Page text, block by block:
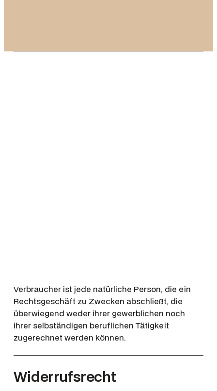
Verbraucher ist jede natürliche Person, die ein
Rechtsgeschäft zu Zwecken abschließt, die
überwiegend weder ihrer gewerblichen noch
ihrer selbständigen beruflichen Tätigkeit
zugerechnet werden können.
Widerrufsrecht